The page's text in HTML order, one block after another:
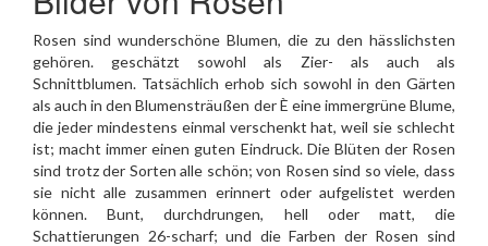
Rosen sind wunderschöne Blumen, die zu den hässlichsten
gehören. geschätzt sowohl als Zier- als auch als
Schnittblumen. Tatsächlich erhob sich sowohl in den Gärten
als auch in den Blumensträußen der È eine immergrüne Blume,
die jeder mindestens einmal verschenkt hat, weil sie schlecht
ist; macht immer einen guten Eindruck. Die Blüten der Rosen
sind trotz der Sorten alle schön; von Rosen sind so viele, dass
sie nicht alle zusammen erinnert oder aufgelistet werden
können. Bunt, durchdrungen, hell oder matt, die
Schattierungen 26-scharf; und die Farben der Rosen sind